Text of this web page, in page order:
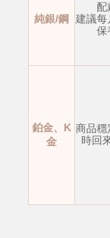
純銀/鋼
配
建議每
保
鉑金、K
金
商品穩
時回